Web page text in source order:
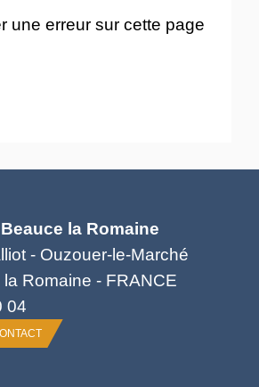
une erreur sur cette page
la Romaine
- Ouzouer-le-Marché
Romaine - FRANCE
04